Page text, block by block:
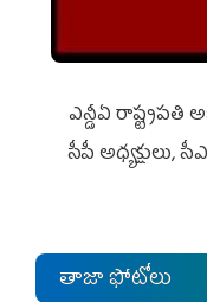
ఎన్డీఏ రాష్ట్ర‌ప‌తి
సీపీ అధ్య‌క్షులు,
తాజా ఫోటోలు